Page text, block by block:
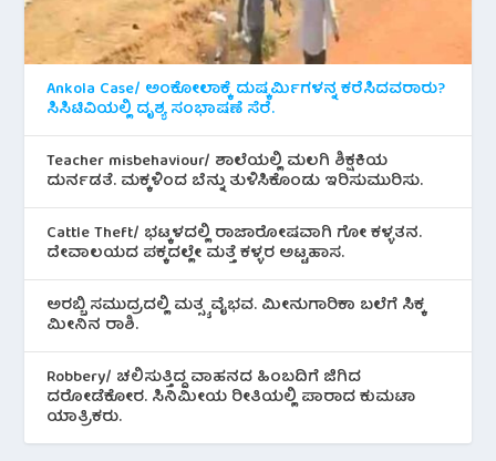
Ankola Case/ ಅಂಕೋಲಾಕ್ಕೆ ದುಷ್ಕರ್ಮಿಗಳನ್ನ ಕರೆಸಿದವರಾರು?
ಸಿಸಿಟಿವಿಯಲ್ಲಿ ದೃಶ್ಯ ಸಂಭಾಷಣೆ ಸೆರೆ.
Teacher misbehaviour/ ಶಾಲೆಯಲ್ಲಿ ಮಲಗಿ ಶಿಕ್ಷಕಿಯ
ದುರ್ನಡತೆ. ಮಕ್ಕಳಿಂದ ಬೆನ್ನು ತುಳಿಸಿಕೊಂಡು ಇರಿಸುಮುರಿಸು.
Cattle Theft/ ಭಟ್ಕಳದಲ್ಲಿ ರಾಜಾರೋಷವಾಗಿ ಗೋ ಕಳ್ಳತನ.
ದೇವಾಲಯದ ಪಕ್ಕದಲ್ಲೇ ಮತ್ತೆ ಕಳ್ಳರ ಅಟ್ಟಹಾಸ.
ಅರಬ್ಬಿ ಸಮುದ್ರದಲ್ಲಿ ಮತ್ಸ್ಯ ವೈಭವ. ಮೀನುಗಾರಿಕಾ ಬಲೆಗೆ ಸಿಕ್ಕ
ಮೀನಿನ‌ ರಾಶಿ.
Robbery/ ಚಲಿಸುತ್ತಿದ್ದ ವಾಹನದ ಹಿಂಬದಿಗೆ ಜಿಗಿದ
ದರೋಡೆಕೋರ. ಸಿನಿಮೀಯ ರೀತಿಯಲ್ಲಿ ಪಾರಾದ ಕುಮಟಾ
ಯಾತ್ರಿಕರು.